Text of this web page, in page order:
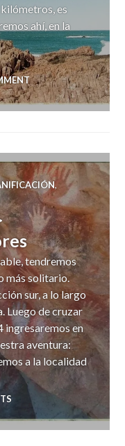
es
ahí, en la
Olivia -> Camarones
,
tendremos
más solitario.
sur, a lo largo
Luego de cruzar
ingresaremos en
aventura:
a la localidad
Mayo ->